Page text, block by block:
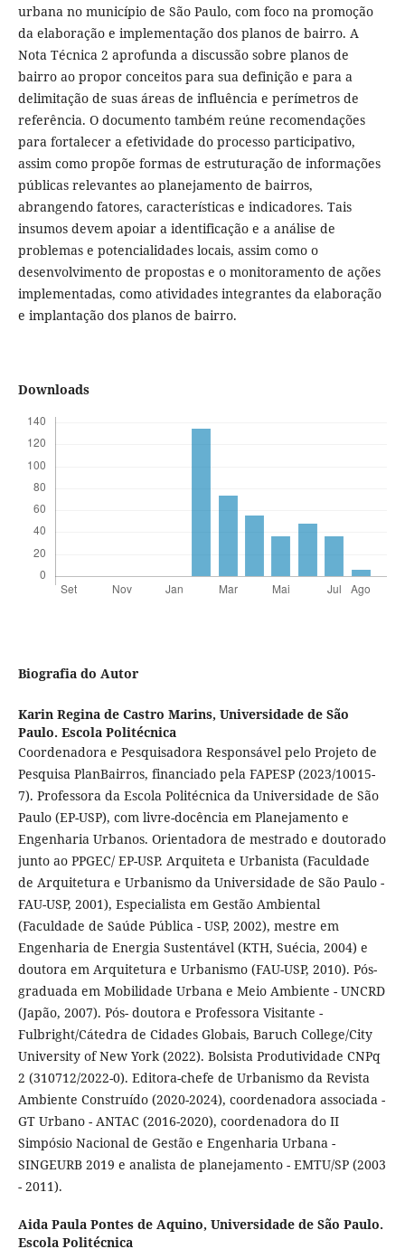
urbana no município de São Paulo, com foco na promoção
da elaboração e implementação dos planos de bairro. A
Nota Técnica 2 aprofunda a discussão sobre planos de
bairro ao propor conceitos para sua definição e para a
delimitação de suas áreas de influência e perímetros de
referência. O documento também reúne recomendações
para fortalecer a efetividade do processo participativo,
assim como propõe formas de estruturação de informações
públicas relevantes ao planejamento de bairros,
abrangendo fatores, características e indicadores. Tais
insumos devem apoiar a identificação e a análise de
problemas e potencialidades locais, assim como o
desenvolvimento de propostas e o monitoramento de ações
implementadas, como atividades integrantes da elaboração
e implantação dos planos de bairro.
Downloads
Biografia do Autor
Karin Regina de Castro Marins, Universidade de São
Paulo. Escola Politécnica
Coordenadora e Pesquisadora Responsável pelo Projeto de
Pesquisa PlanBairros, financiado pela FAPESP (2023/10015-
7). Professora da Escola Politécnica da Universidade de São
Paulo (EP-USP), com livre-docência em Planejamento e
Engenharia Urbanos. Orientadora de mestrado e doutorado
junto ao PPGEC/ EP-USP. Arquiteta e Urbanista (Faculdade
de Arquitetura e Urbanismo da Universidade de São Paulo -
FAU-USP, 2001), Especialista em Gestão Ambiental
(Faculdade de Saúde Pública - USP, 2002), mestre em
Engenharia de Energia Sustentável (KTH, Suécia, 2004) e
doutora em Arquitetura e Urbanismo (FAU-USP, 2010). Pós-
graduada em Mobilidade Urbana e Meio Ambiente - UNCRD
(Japão, 2007). Pós- doutora e Professora Visitante -
Fulbright/Cátedra de Cidades Globais, Baruch College/City
University of New York (2022). Bolsista Produtividade CNPq
2 (310712/2022-0). Editora-chefe de Urbanismo da Revista
Ambiente Construído (2020-2024), coordenadora associada -
GT Urbano - ANTAC (2016-2020), coordenadora do II
Simpósio Nacional de Gestão e Engenharia Urbana -
SINGEURB 2019 e analista de planejamento - EMTU/SP (2003
- 2011).
Aida Paula Pontes de Aquino, Universidade de São Paulo.
Escola Politécnica